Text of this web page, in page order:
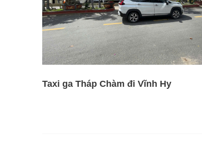
Taxi ga Tháp Chàm đi Vĩnh Hy